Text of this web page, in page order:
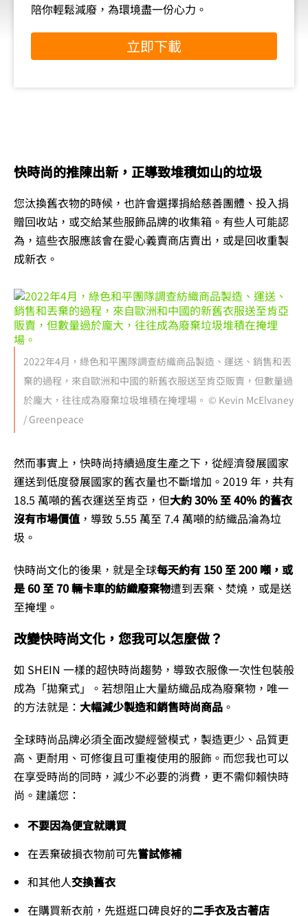
陪你輕鬆減廢，為環境盡一份心力。
立即下載
快時尚的推陳出新，正導致堆積如山的垃圾
您汰換舊衣物的時候，也許會選擇捐給慈善團體、投入捐
贈回收站，或交給某些服飾品牌的收集箱。有些人可能認
為，這些衣服應該會在愛心義賣商店賣出，或是回收重製
成新衣。
2022年4月，綠色和平團隊調查紡織商品製造、運送、銷售和丟
棄的過程，來自歐洲和中國的新舊衣服送至肯亞販賣，但數量過
於龐大，往往成為廢棄垃圾堆積在掩埋場。 © Kevin McElvaney
/ Greenpeace
然而事實上，快時尚持續過度生產之下，從經濟發展國家
運送到低度發展國家的舊衣量也不斷增加。2019 年，共有
18.5 萬噸的舊衣運送至肯亞，但大約 30% 至 40% 的舊衣
沒有市場價值 ，導致 5.55 萬至 7.4 萬噸的紡織品淪為垃
圾。
快時尚文化的後果，就是全球每天約有 150 至 200 噸，或
是 60 至 70 輛卡車的紡織廢棄物遭到丟棄、焚燒，或是送
至掩埋。
改變快時尚文化，您我可以怎麼做？
如 SHEIN 一樣的超快時尚趨勢，導致衣服像一次性包裝般
成為「拋棄式」。若想阻止大量紡織品成為廢棄物，唯一
的方法就是： 大幅減少製造和銷售時尚商品 。
全球時尚品牌必須全面改變經營模式，製造更少、品質更
高、更耐用、可修復且可重複使用的服飾。而您我也可以
在享受時尚的同時，減少不必要的消費，更不需仰賴快時
尚。建議您：
不要因為便宜就購買
在丟棄破損衣物前可先嘗試修補
和其他人交換舊衣
在購買新衣前，先逛逛口碑良好的二手衣及古著店